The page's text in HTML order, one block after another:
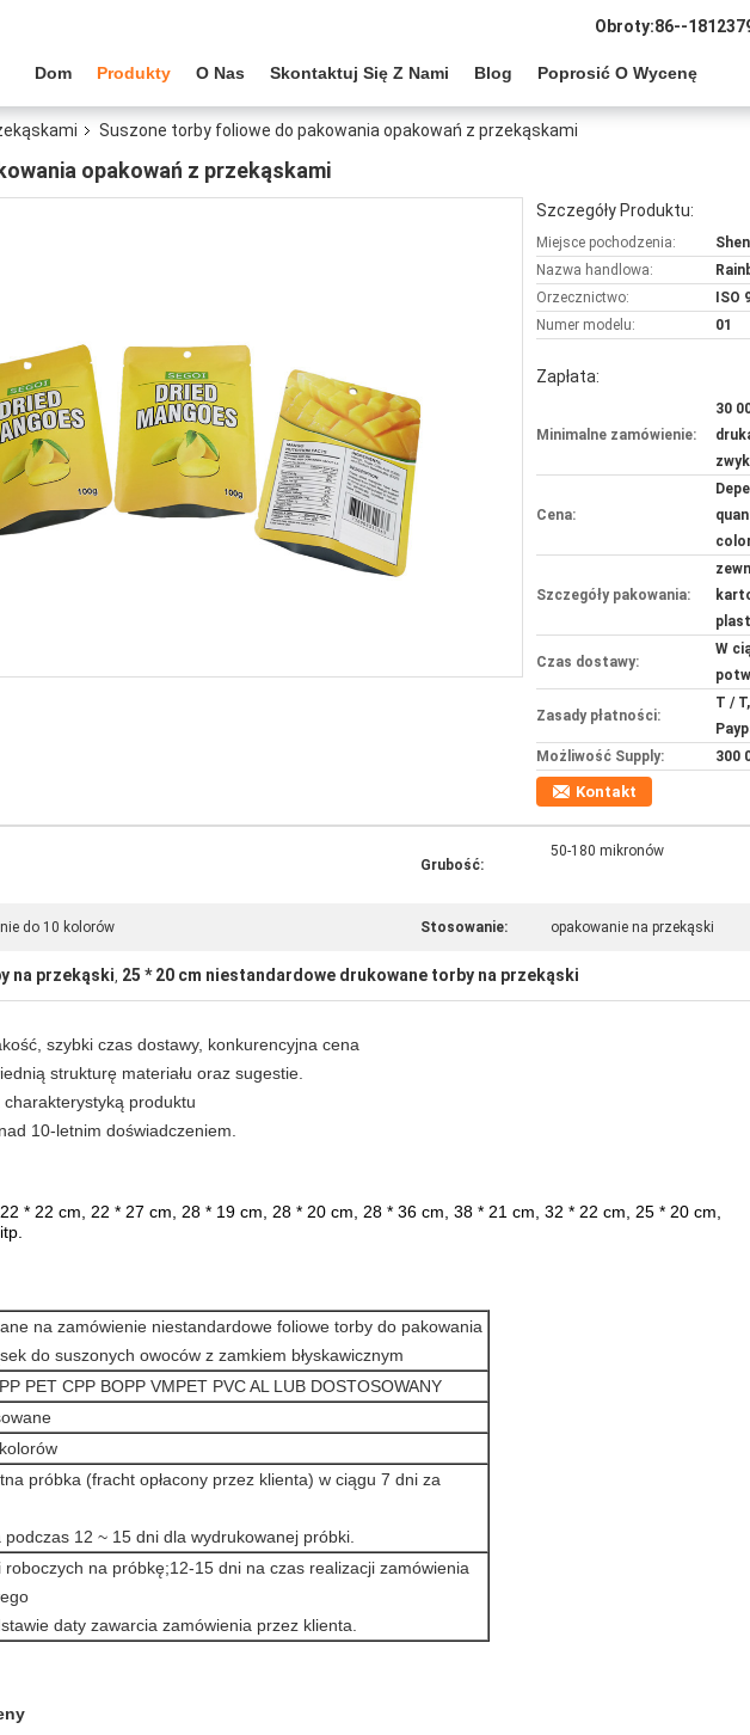
Obroty:86--
Dom Produkty O Nas Skontaktuj Się Z Nami Blog Poprosić O Wycenę
Suszone torby foliowe do pakowania opakowań z przekąskami
opakowań z przekąskami
Szczegóły Produktu:
Miejsce pochodzenia:
Nazwa handlowa:
Orzecznictwo:
ISO
Numer modelu:
01
Zapłata:
Minimalne zamówienie:
30
Cena:
Szczegóły pakowania:
Czas dostawy:
W
Zasady płatności:
T /
Możliwość Supply:
300
Kontakt
Grubość:
50-180 mikronów
do 10 kolorów Stosowanie: opakowanie na przekąski
na przekąski, 25 * 20 cm niestandardowe drukowane torby na przekąski
szybki czas dostawy, konkurencyjna cena
strukturę materiału oraz sugestie.
produktu
10-letnim doświadczeniem.
* ​​22 cm, 22 * ​​27 cm, 28 * 19 cm, 28 * 20 cm, 28 * 36 cm, 38 * 21 cm, 32 * 22 cm, 25 * 20 cm,
na zamówienie niestandardowe foliowe torby do pakowania
do suszonych owoców z zamkiem błyskawicznym
PET CPP BOPP VMPET PVC AL LUB DOSTOSOWANY
próbka (fracht opłacony przez klienta) w ciągu 7 dni za
podczas 12 ~ 15 dni dla wydrukowanej próbki.
roboczych na próbkę;12-15 dni na czas realizacji zamówienia
daty zawarcia zamówienia przez klienta.